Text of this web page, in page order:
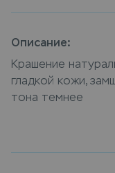
Описание:
Крашение
гладкой кожи,
тона темнее
Жилет из кожи